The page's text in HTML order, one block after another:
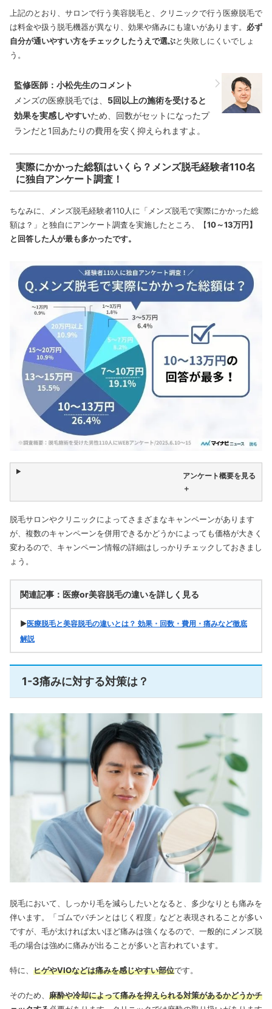
上記のとおり、サロンで行う美容脱毛と、クリニックで行う医療脱毛で
は料金や扱う脱毛機器が異なり、効果や痛みにも違いがあります。 必ず
自分が通いやすい方をチェックしたうえで選ぶと失敗しにくいでしょ
う。
監修医師：小松先生のコメント
メンズの医療脱毛では、 5回以上の施術を受けると
効果を実感しやすいため、回数がセットになったプ
ランだと1回あたりの費用を安く抑えられますよ。
実際にかかった総額はいくら？メンズ脱毛経験者110名
に独自アンケート調査！
ちなみに、メンズ脱毛経験者110人に「メンズ脱毛で実際にかかった総
額は？」と独自にアンケート調査を実施したところ、【10～13万円】
と回答した人が最も多かったです。
アンケート概要を見る
＋
脱毛サロンやクリニックによってさまざまなキャンペーンがあります
が、複数のキャンペーンを併用できるかどうかによっても価格が大きく
変わるので、キャンペーン情報の詳細はしっかりチェックしておきまし
ょう。
関連記事：医療or美容脱毛の違いを詳しく見る
▶医療脱毛と美容脱毛の違いとは？ 効果・回数・費用・痛みなど徹底
解説
1-3痛みに対する対策は？
脱毛において、しっかり毛を減らしたいとなると、多少なりとも痛みを
伴います。「ゴムでパチンとはじく程度」などと表現されることが多い
ですが、毛が太ければ太いほど痛みは強くなるので、一般的にメンズ脱
毛の場合は強めに痛みが出ることが多いと言われています。
特に、 ヒゲやVIOなどは痛みを感じやすい部位です。
そのため、 麻酔や冷却によって痛みを抑えられる対策があるかどうかチ